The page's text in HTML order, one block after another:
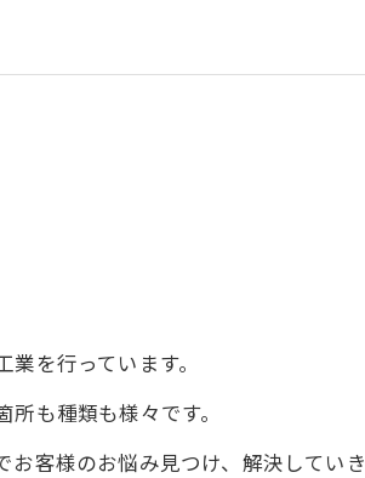
を行っています。
も種類も様々です。
客様のお悩み見つけ、解決していき